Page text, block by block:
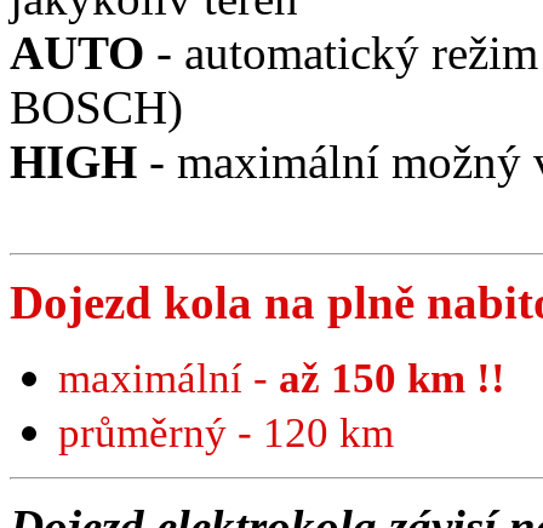
AUTO - automatický
BOSCH)
HIGH - maximální možný
Dojezd kola na plně
maximální - až 150 km !!
průměrný - 120 km